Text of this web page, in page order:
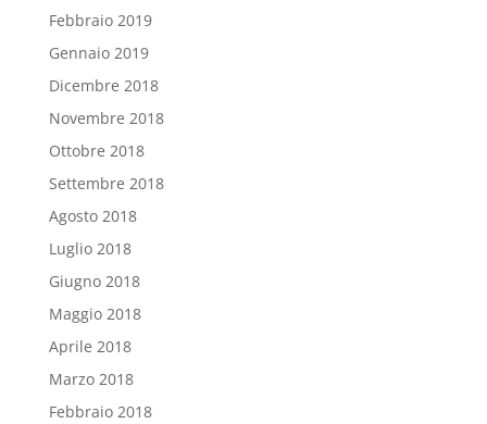
Febbraio 2019
Gennaio 2019
Dicembre 2018
Novembre 2018
Ottobre 2018
Settembre 2018
Agosto 2018
Luglio 2018
Giugno 2018
Maggio 2018
Aprile 2018
Marzo 2018
Febbraio 2018